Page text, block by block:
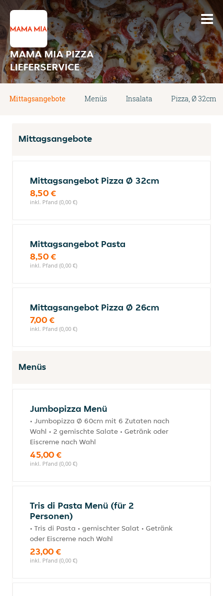
MAMA MIA PIZZA
LIEFERSERVICE
Mittagsangebote Menüs Insalata Pizza, Ø 32cm
Mittagsangebote
Mittagsangebot Pizza Ø 32cm
8,50 €
inkl. Pfand (0,00 €)
Mittagsangebot Pasta
8,50 €
inkl. Pfand (0,00 €)
Mittagsangebot Pizza Ø 26cm
7,00 €
inkl. Pfand (0,00 €)
Menüs
Jumbopizza Menü
• Jumbopizza Ø 60cm mit 6 Zutaten nach
Wahl • 2 gemischte Salate • Getränk oder
Eiscreme nach Wahl
45,00 €
inkl. Pfand (0,00 €)
Tris di Pasta Menü (für 2
Personen)
• Tris di Pasta • gemischter Salat • Getränk
oder Eiscreme nach Wahl
23,00 €
inkl. Pfand (0,00 €)